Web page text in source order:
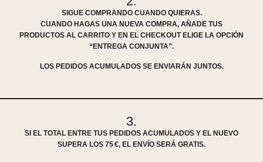
SIGUE COMPRANDO CUANDO QUIERAS.
CUANDO HAGAS UNA NUEVA COMPRA, AÑADE TUS
PRODUCTOS AL CARRITO Y EN EL CHECKOUT ELIGE LA OPCIÓN
“ENTREGA CONJUNTA”.
LOS PEDIDOS ACUMULADOS SE ENVIARÁN JUNTOS.
3.
SI EL TOTAL ENTRE TUS PEDIDOS ACUMULADOS Y EL NUEVO
SUPERA LOS 75 €, EL ENVÍO SERÁ GRATIS.